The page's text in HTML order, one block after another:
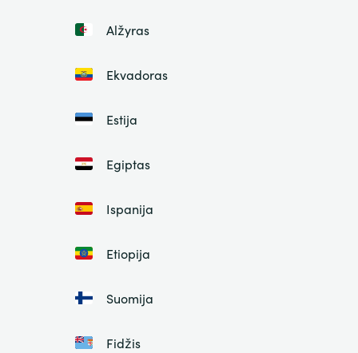
Alžyras
Ekvadoras
Estija
Egiptas
Ispanija
Etiopija
Suomija
Fidžis